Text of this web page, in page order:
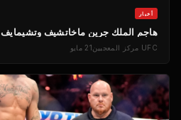
أخبار
هاجم الملك جرين ماخاتشيف وتشيمايف
UFC مركز المعجبين21 مايو